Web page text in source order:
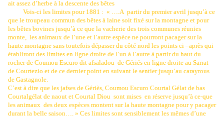
ait assez d’herbe à la descente des bêtes
Vois-ci les limites pour 1881 : « ….A partir du premier avril jusqu’à ce
que le troupeau commun des bêtes à laine soit fixé sur la montagne et pour
les bêtes bovines jusqu’à ce que la vacherie des trois communes réunies
monte, les animaux de l’une et l’autre espèce ne pourront pacager sur la
haute montagne sans toutefois dépasser du côté nord les points ci –après qui
établiront des limites en ligne droite de l’un à l’autre à partir du haut du
rocher de Coumou Escuro dit afsaladou de Gériés en ligne droite au Sarrat
de Courtezio et de ce dernier point en suivant le sentier jusqu’au carayrous
de Gastagnole.
C’est à dire que les jafses de Gériès, Coumou Escuro Courtal Gélat de bas
Courtalgélat de naout et Courtal Diou sont mises en réserve jusqu’à ce-que
les animaux des deux espèces montent sur la haute montagne pour y pacager
durant la belle saison…. » Ces limites sont sensiblement les mêmes d’une